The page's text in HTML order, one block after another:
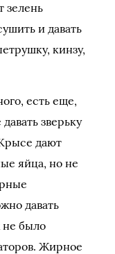
зелень
и давать
кинзу,
есть еще,
зверьку
дают
яйца, но не
давать
не было
Жирное